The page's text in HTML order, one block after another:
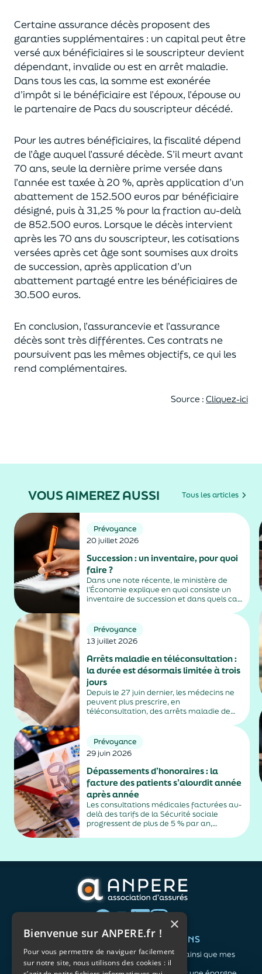
Certaine assurance décès proposentdes
garanties supplémentaires : un capitalpeut être
versé aux bénéficiaires si le souscripteur devient
dépendant, invalide ouest en arrêt maladie.
Dans tous les cas, la somme est exonérée
d’impôt si le bénéficiaire est l’époux, l’épouse ou
le partenaire de Pacsdu souscripteur décédé.
Pour les autres bénéficiaires, la fiscalité dépend
de l’âgeauquell’assuré décède. S’il meurt avant
70 ans, seule la dernière prime versée dans
l’année esttaxée à 20 %, après application d’un
abattement de 152.500 euros par bénéficiaire
désigné, puis à 31,25 % pour la fraction au-delà
de852.500 euros. Lorsque le décès intervient
après les 70 ans du souscripteur, les cotisations
versées après cet âge sont soumises aux droits
de succession, après application d’un
abattement partagé entre les bénéficiaires de
30.500 euros.
En conclusion, l’assurancevie et l’assurance
décès sont très différentes. Ces contrats ne
poursuivent pas les mêmes objectifs, ce qui les
rend complémentaires.
Source : Cliquez-ici
VOUS AIMEREZ AUSSI Tous les articles
Prévoyance
20 juillet 2026
Succession : un inventaire, pour quoi
faire ?
Dans une note récente, le ministère de
l’Économie explique en quoi consiste un
inventaire de succession et dans quels cas
Prévoyance
13 juillet 2026
Arrêts maladie en téléconsultation :
la durée est désormais limitée à trois
jours
Depuis le 27 juin dernier, les médecins ne
peuvent plus prescrire, en
téléconsultation, des arrêts maladie de
sociales et fiscales, s'inscrit dans un
durcissement plus...
Prévoyance
29 juin 2026
Dépassements d’honoraires : la
facture des patients s’alourdit année
après année
Les consultations médicales facturées au-
delà des tarifs de la Sécurité sociale
progressent de plus de 5 % par an,
alimentés par la montée en puissance des
QUI SOMMES-NOUS ?
L'association
Notre organisation
VOS BESOINS
Me protéger ainsi que mes
proches
×
Bienvenue sur ANPERE.fr !
Pour vous permettre de naviguer facilement
sur notre site, nous utilisons des cookies : il